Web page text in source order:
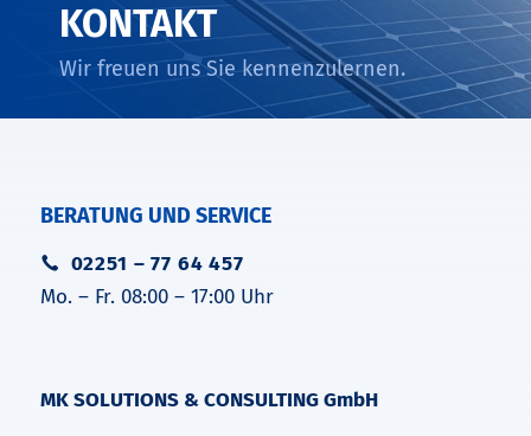
KONTAKT
Wir freuen uns Sie kennenzulernen.
BERATUNG UND SERVICE
02251 – 77 64 457
Mo. – Fr. 08:00 – 17:00 Uhr
MK SOLUTIONS & CONSULTING GmbH